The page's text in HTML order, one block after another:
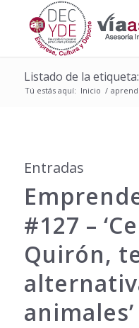
Listado de la
Tú estás aquí: Inicio /
Entradas
#127 –
Quirón,
animales’